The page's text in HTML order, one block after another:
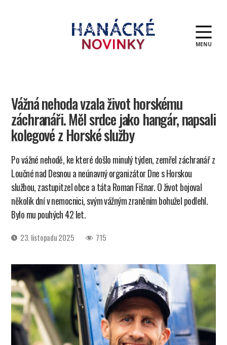
MENU
Vážná nehoda vzala život horskému
záchranáři. Měl srdce jako hangár, napsali
kolegové z Horské služby
Po vážné nehodě, ke které došlo minulý týden, zemřel záchranář z
Loučné nad Desnou a neúnavný organizátor Dne s Horskou
službou, zastupitzel obce a táta Roman Fišnar. O život bojoval
několik dní v nemocnici, svým vážným zraněním bohužel podlehl.
Bylo mu pouhých 42 let.
Datum23. listopadu 2025 715